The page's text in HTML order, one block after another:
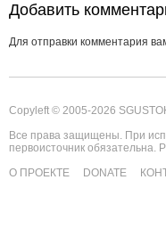
Добавить
Для отправки комментария
Copyleft © 2005-2026
Все права защищены. При
первоисточник обязательна.
О ПРОЕКТЕ
DONATE